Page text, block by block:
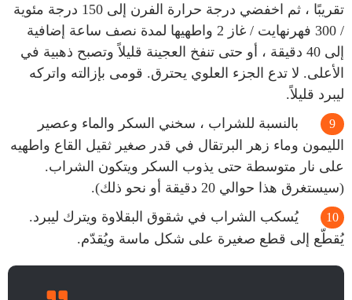
تقريبًا ، ثم اخفضي درجة حرارة الفرن إلى 150 درجة مئوية
/ 300 فهرنهايت / غاز 2 واطهيها لمدة نصف ساعة إضافية
إلى 40 دقيقة ، أو حتى تنفخ العجينة قليلاً وتصبح ذهبية في
الأعلى. لا تدع الجزء العلوي يحترق. قومى بإزالته واتركه
ليبرد قليلاً.
بالنسبة للشراب ، سخني السكر والماء وعصير
الليمون وماء زهر البرتقال في قدر صغير ثقيل القاع واطهيه
على نار متوسطة حتى يذوب السكر ويتكون الشراب.
(سيستغرق هذا حوالي 20 دقيقة أو نحو ذلك).
يُسكب الشراب في شقوق البقلاوة ويترك ليبرد.
يُقطّع إلى قطع صغيرة على شكل ماسة ويُقدّم.